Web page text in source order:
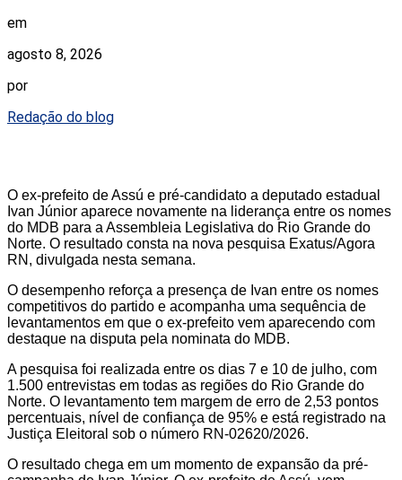
em
agosto 8, 2026
por
Redação do blog
O ex-prefeito de Assú e pré-candidato a deputado estadual
Ivan Júnior aparece novamente na liderança entre os nomes
do MDB para a Assembleia Legislativa do Rio Grande do
Norte. O resultado consta na nova pesquisa Exatus/Agora
RN, divulgada nesta semana.
O desempenho reforça a presença de Ivan entre os nomes
competitivos do partido e acompanha uma sequência de
levantamentos em que o ex-prefeito vem aparecendo com
destaque na disputa pela nominata do MDB.
A pesquisa foi realizada entre os dias 7 e 10 de julho, com
1.500 entrevistas em todas as regiões do Rio Grande do
Norte. O levantamento tem margem de erro de 2,53 pontos
percentuais, nível de confiança de 95% e está registrado na
Justiça Eleitoral sob o número RN-02620/2026.
O resultado chega em um momento de expansão da pré-